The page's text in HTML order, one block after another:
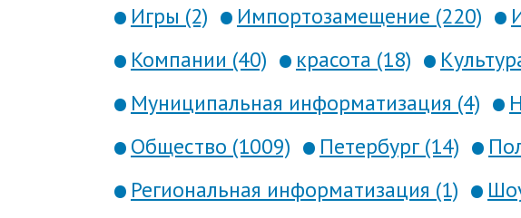
Игры (2)
Импортозамещение (220)
Компании (40)
красота (18)
Муниципальная информатизация (4)
Общество (1009)
Петербург (14)
Региональная информатизация (1)